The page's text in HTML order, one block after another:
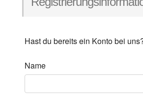
Hast du bereits ein Konto bei
Name